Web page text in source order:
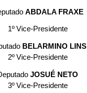
ABDALA FRAXE
1º Vice-Presidente
BELARMINO LINS
2º Vice-Presidente
JOSUÉ NETO
3º Vice-Presidente